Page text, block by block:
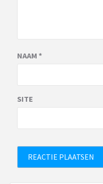
NAAM *
SITE